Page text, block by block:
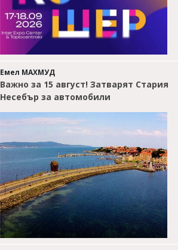
Емел МАХМУД
Важно за 15 август! Затварят Стария
Несебър за автомобили